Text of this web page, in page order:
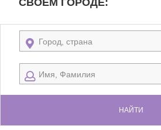
СВОЕМ ГОРОДЕ:
НАЙТИ